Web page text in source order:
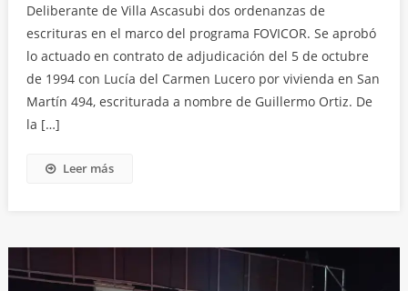
Deliberante de Villa Ascasubi dos ordenanzas de
escrituras en el marco del programa FOVICOR. Se aprobó
lo actuado en contrato de adjudicación del 5 de octubre
de 1994 con Lucía del Carmen Lucero por vivienda en San
Martín 494, escriturada a nombre de Guillermo Ortiz. De
la […]
Leer más